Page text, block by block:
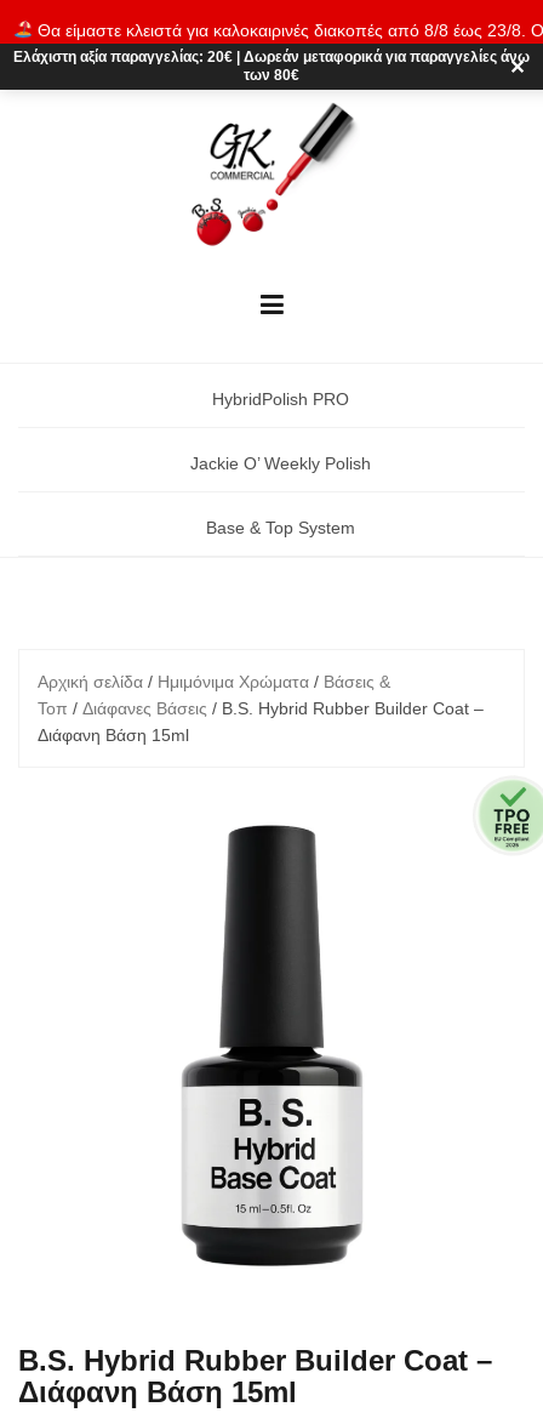
Θα είμαστε κλειστά για καλοκαιρινές διακοπές από 8/8 έως 23/8.
παραγγελίες θα εκτελούνται ξανά από 24/8. Καλό καλοκαίρι!
content
Ελάχιστη αξία παραγγελίας: 20€ Δωρεάν μεταφορικά για παραγγελίες άνω
των 80€
✕
HybridPolish PRO
Jackie O’ Weekly Polish
Base & Top System
Αρχική σελίδα / Ημιμόνιμα Χρώματα / Βάσεις &
Τοπ / Διάφανες Βάσεις / B.S. Hybrid Rubber Builder Coat –
Διάφανη Βάση 15ml
B.S. Hybrid Rubber Builder Coat –
Διάφανη Βάση 15ml